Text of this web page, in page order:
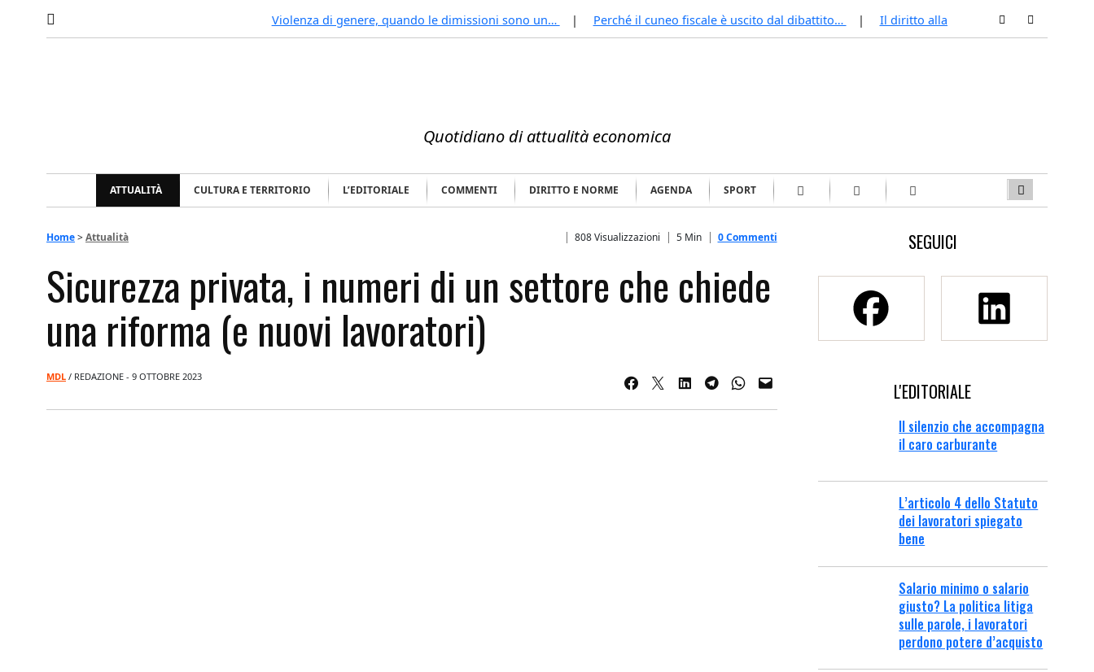
Violenza di genere, quando le dimissioni sono un… Perché il cuneo fiscale è uscito dal dibattito… Il diritto alla disconnessione (per chi
Quotidiano di attualità economica
ATTUALITÀ CULTURA E TERRITORIO L’EDITORIALE COMMENTI DIRITTO E NORME AGENDA SPORT
Home>Attualità 808 Visualizzazioni 5 Min 0 Commenti
Sicurezza privata, i numeri di un settore che chiede
una riforma (e nuovi lavoratori)
MDL / REDAZIONE - 9 OTTOBRE 2023
SEGUICI
L'EDITORIALE
Il silenzio che accompagna
il caro carburante
L’articolo 4 dello Statuto
dei lavoratori spiegato
bene
Salario minimo o salario
giusto? La politica litiga
sulle parole, i lavoratori
perdono potere d’acquisto